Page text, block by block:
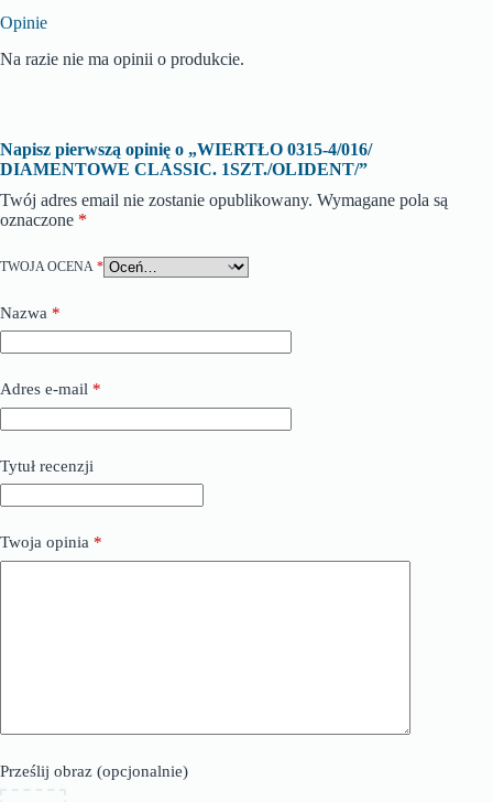
Opinie
Na razie nie ma opinii o produkcie.
Napisz pierwszą opinię o „WIERTŁO 0315-4/016/
DIAMENTOWE CLASSIC. 1SZT./OLIDENT/”
Twój adres email nie zostanie opublikowany. Wymagane pola są
oznaczone *
TWOJA OCENA *
Nazwa *
Adres e-mail *
Tytuł recenzji
Twoja opinia *
Prześlij obraz (opcjonalnie)